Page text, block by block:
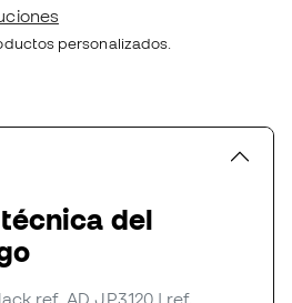
personalizados.
del
ref. AD_JP3120 | ref.